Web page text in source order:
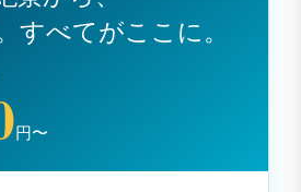
すべてがここに。
円〜